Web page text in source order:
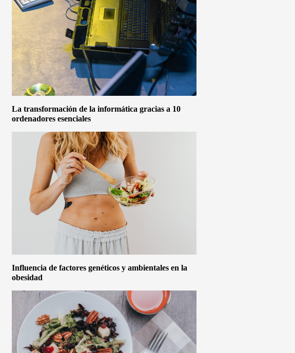
La transformación de la informática gracias a 10
ordenadores esenciales
Influencia de factores genéticos y ambientales en la
obesidad